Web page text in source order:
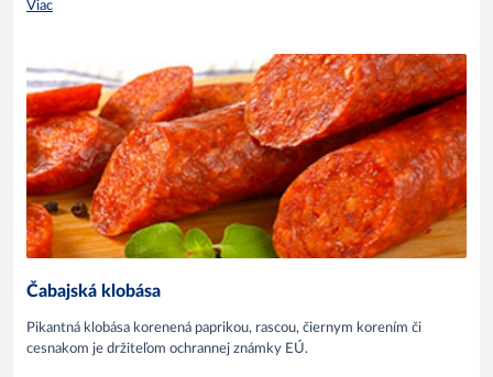
Viac
Čabajská klobása
Pikantná klobása korenená paprikou, rascou, čiernym korením či
cesnakom je držiteľom ochrannej známky EÚ.